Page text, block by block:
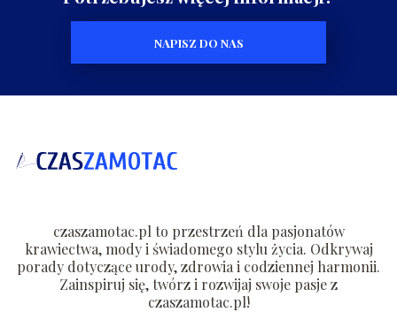
NAPISZ DO NAS
czaszamotac.pl to przestrzeń dla pasjonatów
krawiectwa, mody i świadomego stylu życia. Odkrywaj
porady dotyczące urody, zdrowia i codziennej harmonii.
Zainspiruj się, twórz i rozwijaj swoje pasje z
czaszamotac.pl!